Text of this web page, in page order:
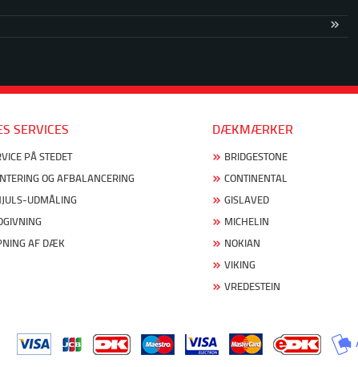
SERVICES
PÅ STEDET
OG AFBALANCERING
UDMÅLING
AF DÆK
DÆKMÆRKER
BRIDGESTONE
CONTINENTAL
GISLAVED
MICHELIN
NOKIAN
VIKING
VREDESTEIN